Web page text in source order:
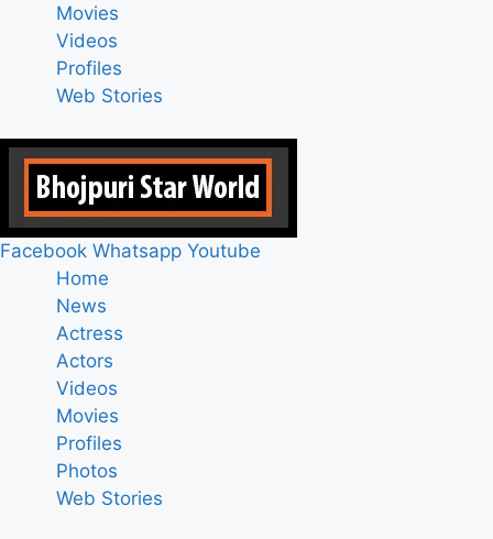
Movies
Videos
Profiles
Web Stories
Facebook Whatsapp Youtube
Home
News
Actress
Actors
Videos
Movies
Profiles
Photos
Web Stories